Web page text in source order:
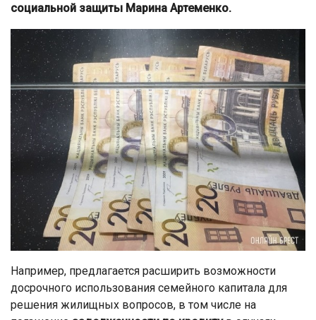
социальной защиты Марина Артеменко.
Например, предлагается расширить возможности
досрочного использования семейного капитала для
решения жилищных вопросов, в том числе на